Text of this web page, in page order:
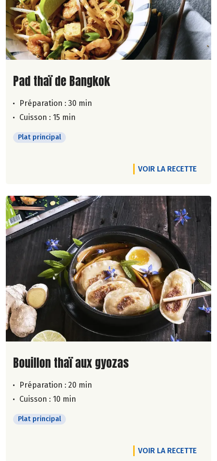
Lire la suite de la recette
Pad thaï de Bangkok
Préparation : 30 min
Cuisson : 15 min
Plat principal
VOIR LA RECETTE
Lire la suite de la recette
Bouillon thaï aux gyozas
Préparation : 20 min
Cuisson : 10 min
Plat principal
VOIR LA RECETTE